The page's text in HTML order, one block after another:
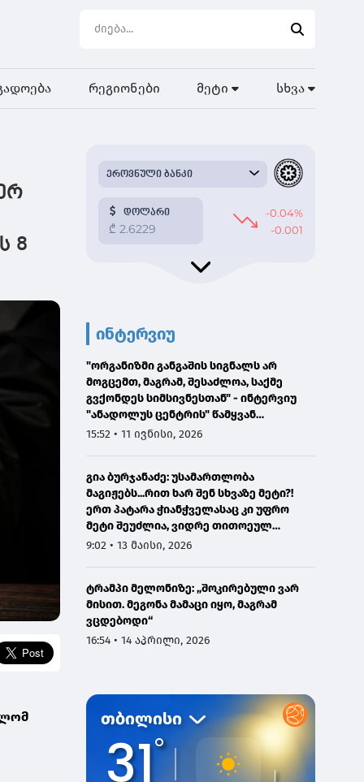
რეგიონები მეტი სხვა
8
ინტერვიუ
"ორგანიზმი განგაშის სიგნალს არ
მოგცემთ, მაგრამ, შესაძლოა, საქმე
გვქონდეს სიმსივნესთან" - ინტერვიუ
"ანადოლუს ცენტრის" წამყვან
ონკოლოგთან
15:52 • 11 ივნისი, 2026
გია ბურჯანაძე: უსამართლობა
მაგიჟებს...რით ხარ შენ სხვაზე მეტი?!
ერთ პატარა ჭიანჭველასაც კი უფრო
მეტი შეუძლია, ვიდრე თითოეულ
ჩვენგანს...
9:02 • 13 მაისი, 2026
ტრამპი მელონიზე: „შოკირებული ვარ
მისით. მეგონა მამაცი იყო, მაგრამ
ვცდებოდი“
16:54 • 14 აპრილი, 2026